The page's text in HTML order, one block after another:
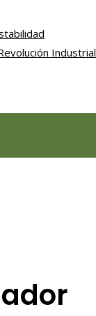
Industrial